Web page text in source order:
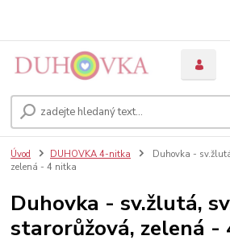
Úvod DUHOVKA 4-nitka
Duhovka -
zelená - 4 nitka
Duhovka - sv.žlutá,
starorůžová, zelená -